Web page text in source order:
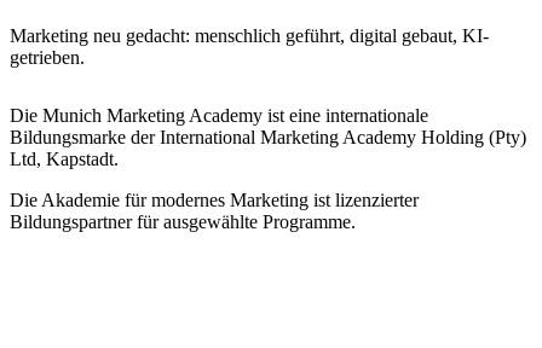
Marketing neu gedacht: menschlich geführt, digital gebaut, KI-
getrieben.
Die Munich Marketing Academy ist eine internationale
Bildungsmarke der International Marketing Academy Holding (Pty)
Ltd, Kapstadt.
Die Akademie für modernes Marketing ist lizenzierter
Bildungspartner für ausgewählte Programme.